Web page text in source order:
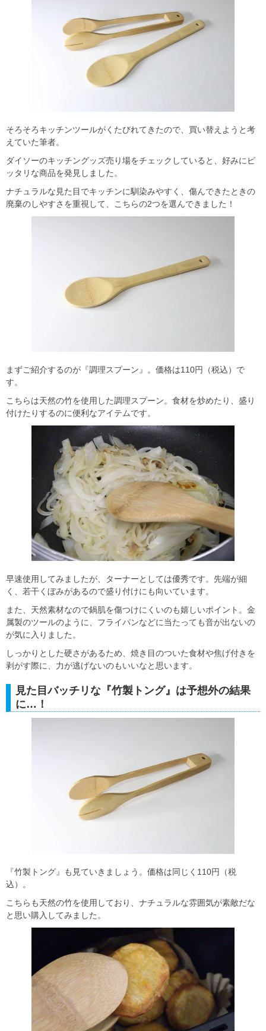
そろそろキッチンツールがくたびれてきたので、買い替えようと考
えていた筆者。
ダイソーのキッチングッズ売り場をチェックしていると、好みにピ
ッタリな商品を発見しました。
ナチュラルな見た目でキッチンに馴染みやすく、傷んできたときの
廃棄のしやすさを重視して、こちらの2つを選んできました！
まずご紹介するのが『調理スプーン』。価格は110円（税込）で
す。
こちらは天然の竹を使用した調理スプーン。食材を炒めたり、盛り
付けたりするのに便利なアイテムです。
早速使用してみましたが、ターナーとしては優秀です。先端が細
く、若干くぼみがあるので盛り付けにも向いています。
また、天然素材なので鍋肌を傷つけにくいのも嬉しいポイント。金
属製のツールのように、フライパンなどに当たっても音が出ないの
が気に入りました。
しっかりとした硬さがあるため、焼き目のついた食材や焦げ付きを
剥がす際に、力が逃げないのもいいなと思います。
見た目バッチリな『竹製トング』は予想外の結果
に…！
『竹製トング』も見ていきましょう。価格は同じく110円（税
込）。
こちらも天然の竹を使用しており、ナチュラルな雰囲気が素敵だな
と思い購入してみました。